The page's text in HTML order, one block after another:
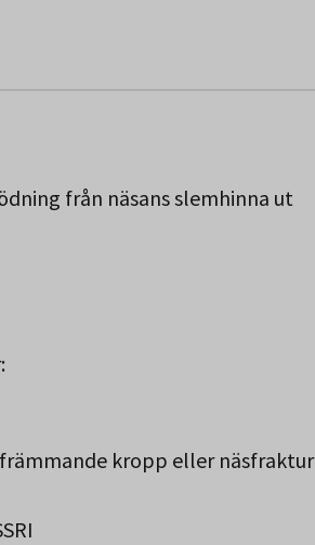
från näsans slemhinna ut
kropp eller näsfraktur